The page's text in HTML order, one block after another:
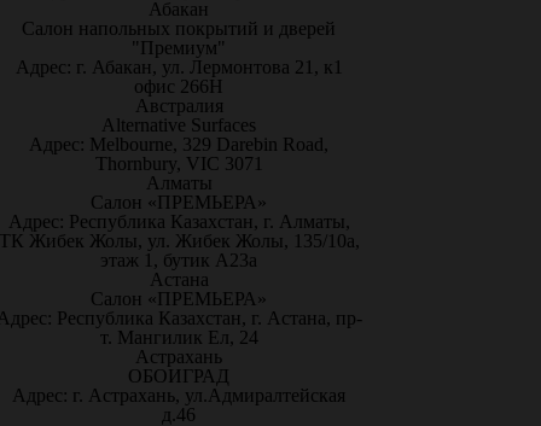
Абакан
Салон напольных покрытий и дверей
"Премиум"
Адрес: г. Абакан, ул. Лермонтова 21, к1
офис 266Н
Австралия
Alternative Surfaces
Адрес: Melbourne, 329 Darebin Road,
Thornbury, VIC 3071
Алматы
Салон «ПРЕМЬЕРА»
Адрес: Республика Казахстан, г. Алматы,
Жибек Жолы, ул. Жибек Жолы, 135/10а,
этаж 1, бутик А23а
Астана
Салон «ПРЕМЬЕРА»
Республика Казахстан, г. Астана, пр-
т. Мангилик Ел, 24
Астрахань
ОБОИГРАД
Адрес: г. Астрахань, ул.Адмиралтейская
д.46